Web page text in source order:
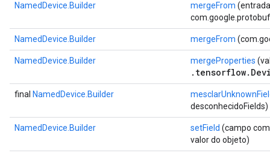
NamedDevice.Builder mergeFrom
NamedDevice.Builder mergeFrom
NamedDevice.Builder mergeProperties
final NamedDevice.Builder
desconhecidoFields)
NamedDevice.Builder setField (campo
valor do objeto)